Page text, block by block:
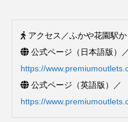
アクセス／ふかや花園駅
公式ページ（日本語版）／
https://
公式ページ（英語版）／
https://